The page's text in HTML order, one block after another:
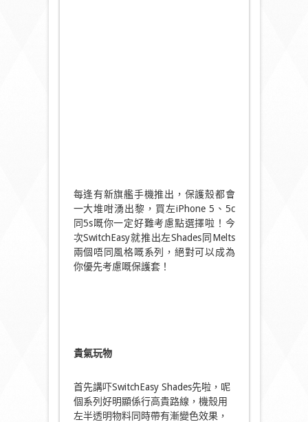
每逢有新旗艦手機推出，保護殼都會
一大堆咁湧出黎，買左iPhone 5、5c
同5s嘅你一定好難考慮點選擇啦！今
次SwitchEasy就推出左Shades同Melts
兩個唔同風格嘅系列，絕對可以成為
你優先考慮嘅保護套！
貴氣玩物
首先講吓SwitchEasy Shades先啦，呢
個系列好明顯係行高貴路線，機殼用
左半透明物料同時帶有漸變色效果，